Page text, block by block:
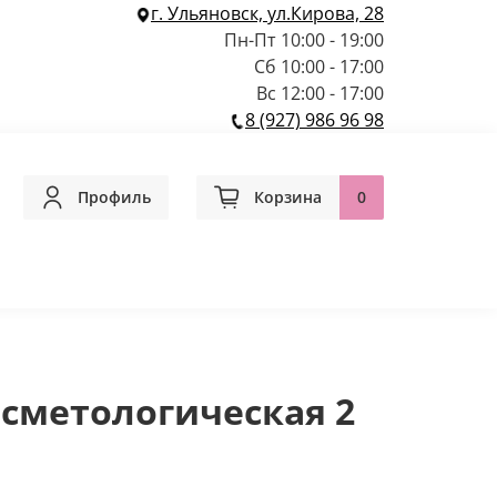
г. Ульяновск, ул.Кирова, 28
Пн-Пт 10:00 - 19:00
Сб 10:00 - 17:00
Вс 12:00 - 17:00
8 (927) 986 96 98
Профиль Корзина 0
2